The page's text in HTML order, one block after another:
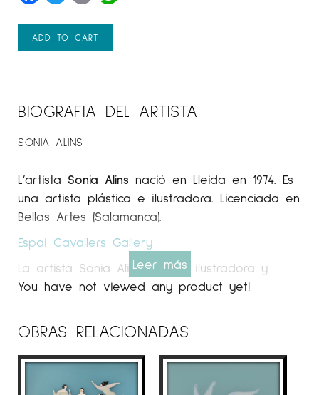
ADD TO CART
BIOGRAFIA DEL ARTISTA
SONIA ALINS
L’artista Sonia Alins nació en Lleida en 1974. Es
una artista plástica e ilustradora. Licenciada en
Bellas Artes (Salamanca).
Espai Cavallers Gallery
La artista Sonia Alins es una ilustradora y
artista centrada en la creación de obras de
dimensiones, con collages hechos de capas
transparentes y otros materiales, que
encuentran inspiración en el arte de Yves
Klein y las piezas tridimensionales de Joseph
Leer más
You have not viewed any product yet!
OBRAS RELACIONADAS